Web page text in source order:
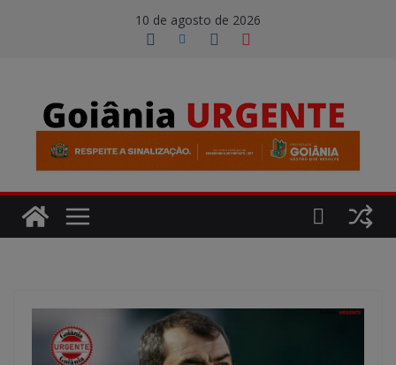
10 de agosto de 2026
modal-check